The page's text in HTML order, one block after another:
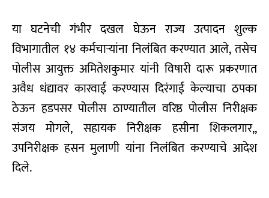
या घटनेची गंभीर दखल घेऊन राज्य उत्पादन शुल्क
विभागातील १४ कर्मचाऱ्यांना निलंबित करण्यात आले, तसेच
पोलीस आयुक्त अमितेशकुमार यांनी विषारी दारू प्रकरणात
अवैध धंद्यावर कारवाई करण्यास दिरंगाई केल्याचा ठपका
ठेऊन हडपसर पोलीस ठाण्यातील वरिष्ठ पोलीस निरीक्षक
संजय मोगले, सहायक निरीक्षक हसीना शिकलगार,,
उपनिरीक्षक हसन मुलाणी यांना निलंबित करण्याचे आदेश
दिले.